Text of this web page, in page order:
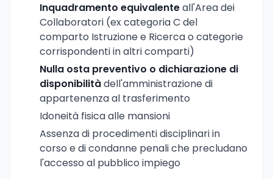
Inquadramento equivalenteall'Area dei
Collaboratori (ex categoria C del
comparto Istruzione e Ricerca o categorie
corrispondenti in altri comparti)
Nulla osta preventivo o dichiarazione di
disponibilitàdell'amministrazione di
appartenenza al trasferimento
Idoneità fisica alle mansioni
Assenza di procedimenti disciplinari in
corso e di condanne penali che precludano
l'accesso al pubblico impiego